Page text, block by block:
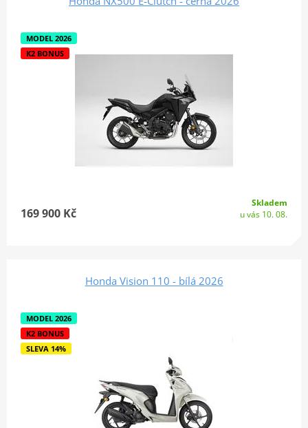
MODEL 2026
K2 BONUS
169 900 Kč
Skladem
u vás 10. 08.
Honda Vision 110 - bílá 2026
MODEL 2026
K2 BONUS
SLEVA 14%